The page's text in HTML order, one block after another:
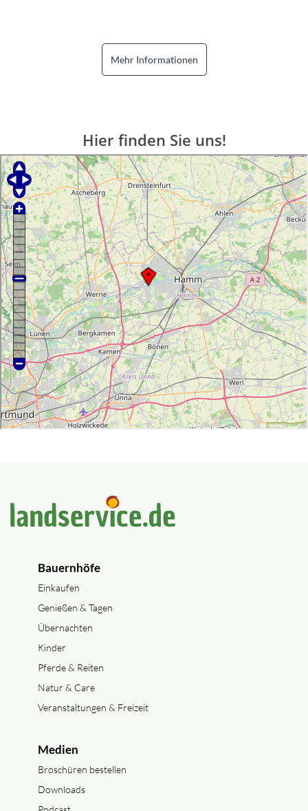
Mehr Informationen
Hier finden Sie uns!
Bauernhöfe
Einkaufen
Genießen & Tagen
Übernachten
Kinder
Pferde & Reiten
Natur & Care
Veranstaltungen & Freizeit
Medien
Broschüren bestellen
Downloads